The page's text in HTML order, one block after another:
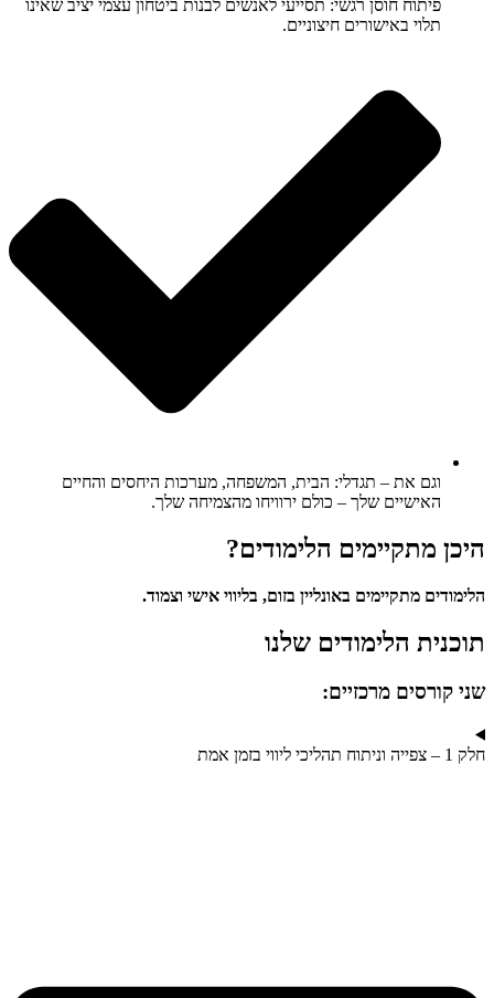
פיתוח חוסן רגשי: תסייעי לאנשים לבנות ביטחון עצמי יציב שאינו
תלוי באישורים חיצוניים.
וגם את – תגדלי: הבית, המשפחה, מערכות היחסים והחיים
האישיים שלך – כולם ירוויחו מהצמיחה שלך.
היכן מתקיימים הלימודים?
הלימודים מתקיימים באונליין בזום, בליווי אישי וצמוד.
תוכנית הלימודים שלנו
שני קורסים מרכזיים:
חלק 1 – צפייה וניתוח תהליכי ליווי בזמן אמת